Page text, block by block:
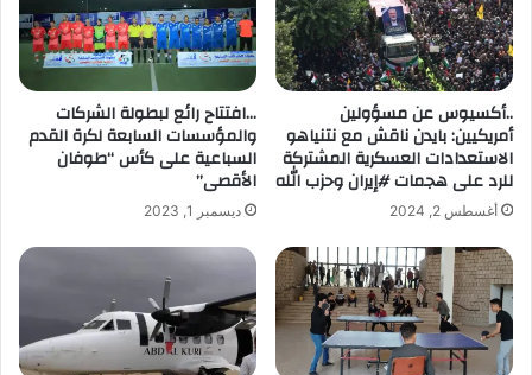
إ
ل
ك
ر
و
ن
ي
..أكسيوس عن مسؤولين
أمريكيين: بايدن ناقش مع نتنياهو
الاستعدادات العسكرية المشتركة
للرد على هجمات #إيران وحزب الله
أغسطس 2, 2024
…افتتاح رائع لبطولة الشركات
والمؤسسات السابعة لكرة القدم
السباعية على كأس “طوفان
الأقصى”
ديسمبر 1, 2023